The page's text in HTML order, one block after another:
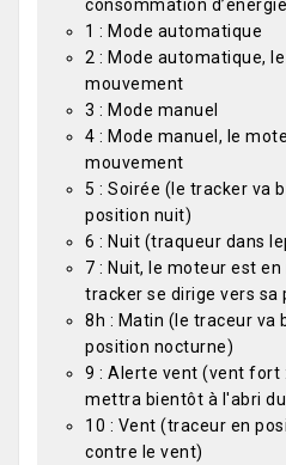
consommation
1 : Mode automatique
2 : Mode automatique,
mouvement
3 : Mode manuel
4 : Mode manuel, le
mouvement
5 : Soirée (le tracker va
position nuit)
6 : Nuit (traqueur dans
7 : Nuit, le moteur est
tracker se dirige vers sa
8h : Matin (le traceur va
position nocturne)
9 : Alerte vent (vent fort
mettra bientôt à l'abri
10 : Vent (traceur en
contre le vent)